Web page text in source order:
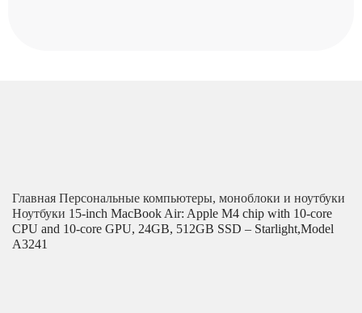
Главная Персональные компьютеры, моноблоки и ноутбуки
Ноутбуки 15-inch MacBook Air: Apple M4 chip with 10-core
CPU and 10-core GPU, 24GB, 512GB SSD – Starlight,Model
A3241